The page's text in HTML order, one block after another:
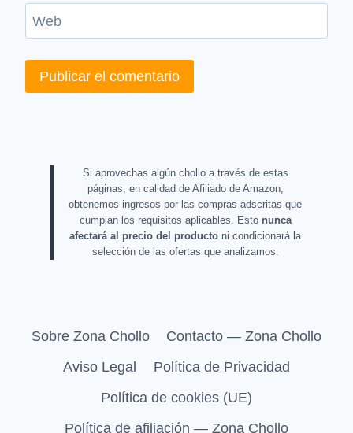
Web
Si aprovechas algún chollo a través de estas
páginas, en calidad de Afiliado de Amazon,
obtenemos ingresos por las compras adscritas que
cumplan los requisitos aplicables. Esto nunca
afectará al precio del producto ni condicionará la
selección de las ofertas que analizamos.
Sobre Zona Chollo
Contacto — Zona Chollo
Aviso Legal
Política de Privacidad
Política de cookies (UE)
Política de afiliación — Zona Chollo